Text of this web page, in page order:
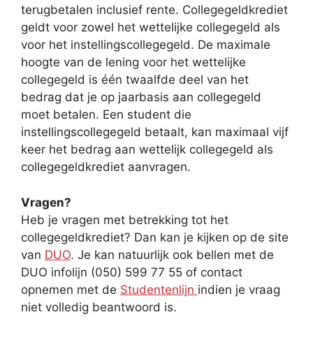
terugbetalen inclusief rente. Collegegeldkrediet
geldt voor zowel het wettelijke collegegeld als
voor het instellingscollegegeld. De maximale
hoogte van de lening voor het wettelijke
collegegeld is één twaalfde deel van het
bedrag dat je op jaarbasis aan collegegeld
moet betalen. Een student die
instellingscollegegeld betaalt, kan maximaal vijf
keer het bedrag aan wettelijk collegegeld als
collegegeldkrediet aanvragen.
Vragen?
Heb je vragen met betrekking tot het
collegegeldkrediet? Dan kan je kijken op de site
van DUO. Je kan natuurlijk ook bellen met de
DUO infolijn (050) 599 77 55 of contact
opnemen met de Studentenlijn indien je vraag
niet volledig beantwoord is.